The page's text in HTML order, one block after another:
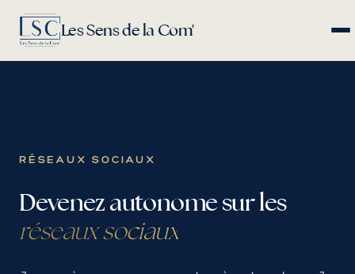
Les Sens de la Com'
RÉSEAUX SOCIAUX
Devenez autonome sur les
réseaux sociaux